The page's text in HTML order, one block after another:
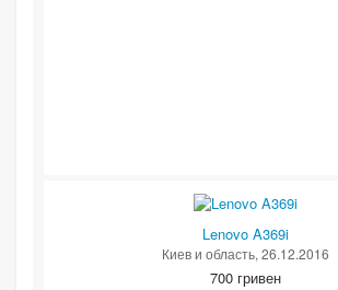
Lenovo A369i
Киев и область, 26.12.2016
700 гривен